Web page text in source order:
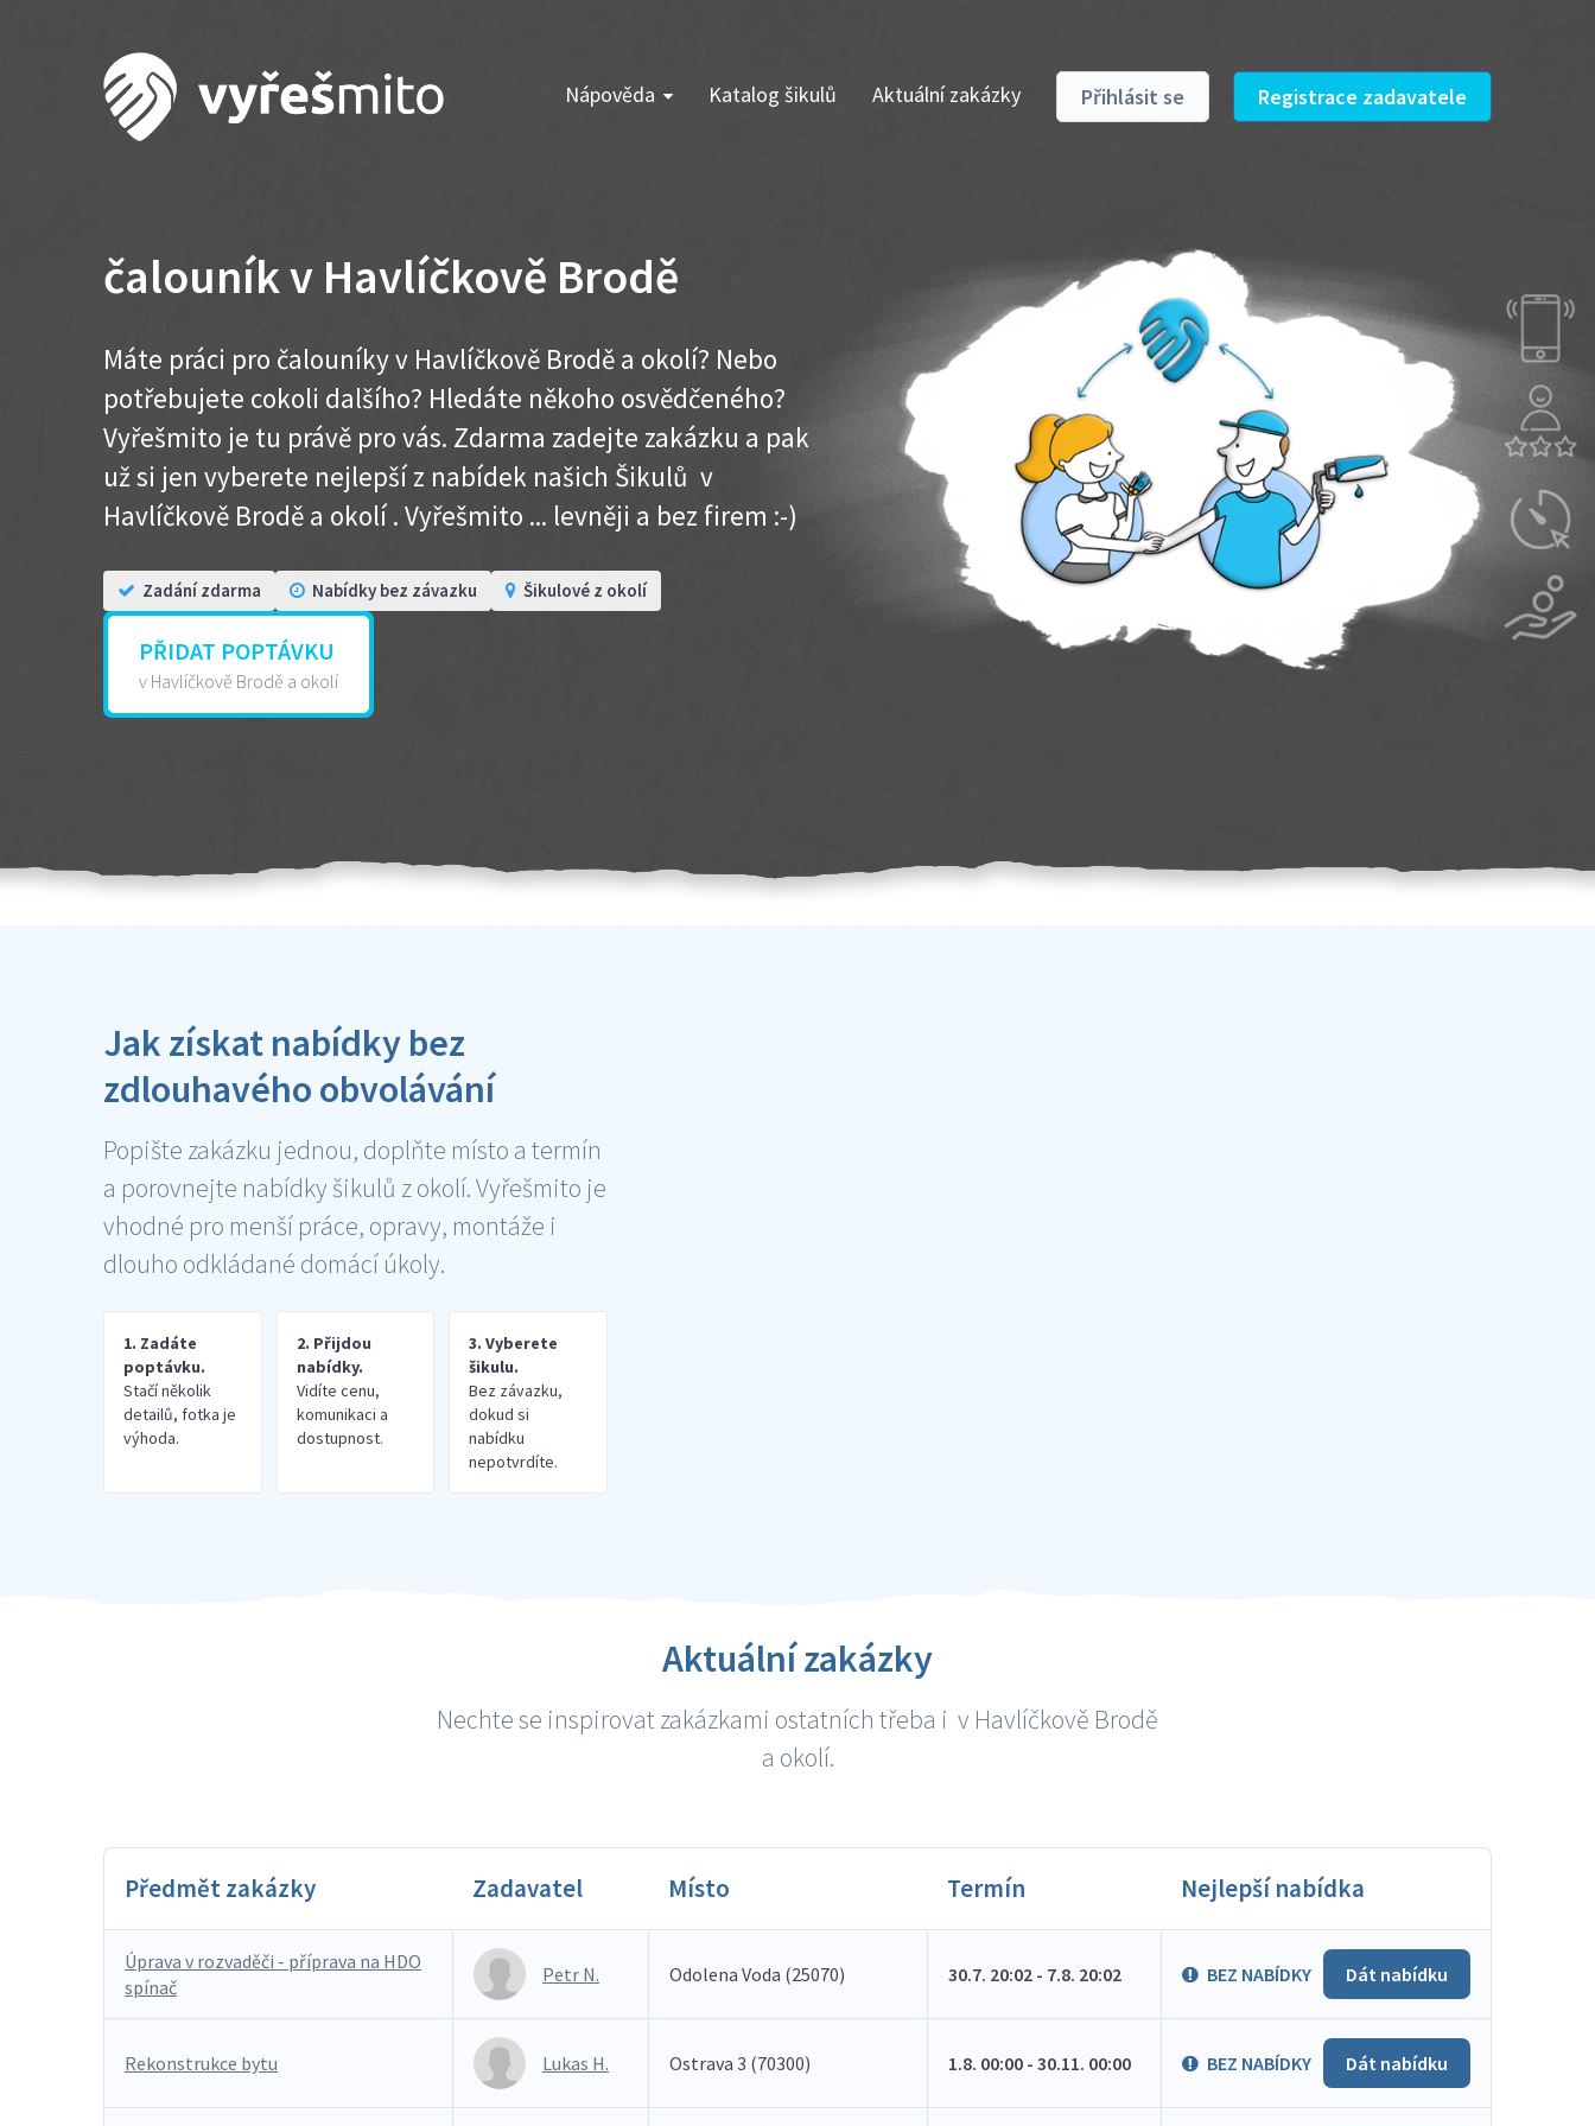
Nápověda Katalog šikulů Aktuální zakázky Přihlásit se Registrace zadavatele
čalouník v Havlíčkově Brodě
Máte práci pro čalouníky v Havlíčkově Brodě a okolí? Nebo
potřebujete cokoli dalšího? Hledáte někoho osvědčeného?
Vyřešmito je tu právě pro vás. Zdarma zadejte zakázku a pak
už si jen vyberete nejlepší z nabídek našich Šikulů v
Havlíčkově Brodě a okolí . Vyřešmito ... levněji a bez firem :-)
Zadání zdarma Nabídky bez závazku Šikulové z okolí
PŘIDAT POPTÁVKU
v Havlíčkově Brodě a okolí
Jak získat nabídky bez
zdlouhavého obvolávání
Popište zakázku jednou, doplňte místo a termín
a porovnejte nabídky šikulů z okolí. Vyřešmito je
vhodné pro menší práce, opravy, montáže i
dlouho odkládané domácí úkoly.
1. Zadáte
poptávku.
Stačí několik
detailů, fotka je
výhoda.
2. Přijdou
nabídky.
Vidíte cenu,
komunikaci a
dostupnost.
3. Vyberete
šikulu.
Bez závazku,
dokud si
nabídku
nepotvrdíte.
Aktuální zakázky
Nechte se inspirovat zakázkami ostatních třeba i v Havlíčkově Brodě
a okolí.
Předmět zakázky Zadavatel Místo Termín Nejlepší nabídka
Úprava v rozvaděči - příprava na HDO
spínač
Petr N. Odolena Voda (25070) 30.7. 20:02 - 7.8. 20:02 BEZ NABÍDKY Dát nabídku
Rekonstrukce bytu Lukas H. Ostrava 3 (70300) 1.8. 00:00 - 30.11. 00:00 BEZ NABÍDKY Dát nabídku